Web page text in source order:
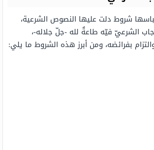
شروط دلت عليها النصوص الشرعية،
الشرعيّ فيّه طاعةٌ لله -جلّ جلاله-،
بفرائضه، ومن أبرز هذه الشروط ما يلي: